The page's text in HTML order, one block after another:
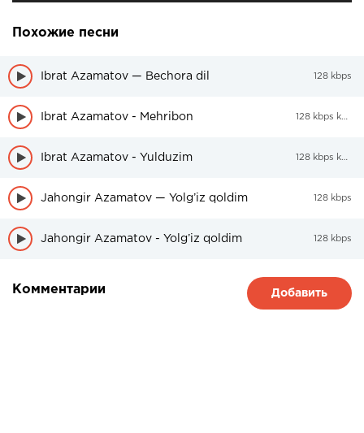
Похожие песни
Ibrat Azamatov — Bechora dil 128 kbps
Ibrat Azamatov - Mehribon 128 kbps kbps
Ibrat Azamatov - Yulduzim 128 kbps kbps
Jahongir Azamatov — Yolg’iz qoldim 128 kbps
Jahongir Azamatov - Yolg’iz qoldim 128 kbps
Комментарии Добавить